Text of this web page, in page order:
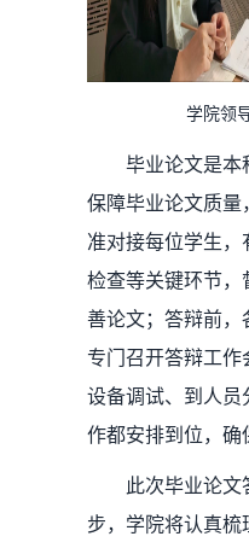
学院领
毕业论文是本
保障毕业论文质
准对接每位学生
检查等关键环节
善论文；答辩前，
专门召开答辩工作
设备调试、到人
作都安排到位，确
此次毕业论
步，学院将认真